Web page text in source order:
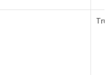
True